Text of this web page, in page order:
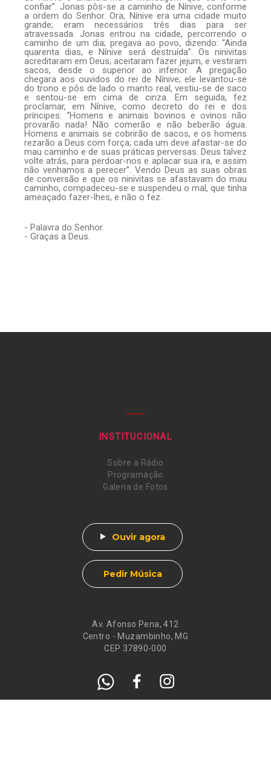
confiar”. Jonas pôs-se a caminho de Nínive, conforme
a ordem do Senhor. Ora, Nínive era uma cidade muito
grande; eram necessários três dias para ser
atravessada. Jonas entrou na cidade, percorrendo o
caminho de um dia; pregava ao povo, dizendo: “Ainda
quarenta dias, e Nínive será destruída”. Os ninivitas
acreditaram em Deus; aceitaram fazer jejum, e vestiram
sacos, desde o superior ao inferior. A pregação
chegara aos ouvidos do rei de Nínive; ele levantou-se
do trono e pôs de lado o manto real, vestiu-se de saco
e sentou-se em cima de cinza. Em seguida, fez
proclamar, em Nínive, como decreto do rei e dos
príncipes: “Homens e animais bovinos e ovinos não
provarão nada! Não comerão e não beberão água.
Homens e animais se cobrirão de sacos, e os homens
rezarão a Deus com força; cada um deve afastar-se do
mau caminho e de suas práticas perversas. Deus talvez
volte atrás, para perdoar-nos e aplacar sua ira, e assim
não venhamos a perecer”. Vendo Deus as suas obras
de conversão e que os ninivitas se afastavam do mau
caminho, compadeceu-se e suspendeu o mal, que tinha
ameaçado fazer-lhes, e não o fez.
- Palavra do Senhor.
- Graças a Deus.
Av. Afonso Pena, 412
Centro - Muzambinho, MG
CEP 37890-000
INSTITUCIONAL
Sobre a Rádio
Programação
Galeria de Fotos
Ouvir agora
Pedir Música